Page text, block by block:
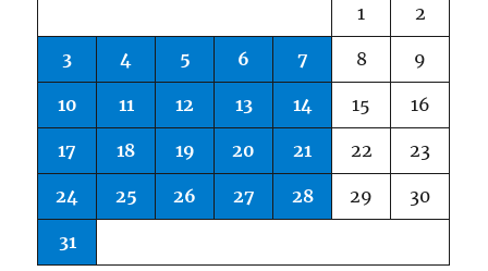
1 2
3 4 5 6 7 8 9
10 11 12 13 14 15 16
17 18 19 20 21 22 23
24 25 26 27 28 29 30
31